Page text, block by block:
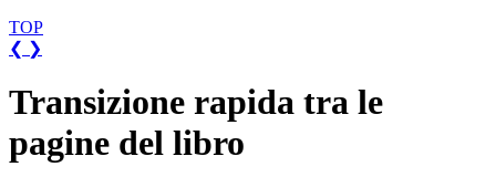
TOP
❮ ❯
Transizione rapida tra le
pagine del libro